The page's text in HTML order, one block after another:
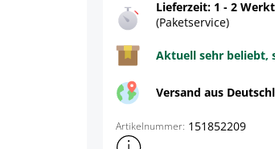
Lieferzeit: 1 - 2
(Paketservice)
Aktuell sehr beliebt,
Versand aus
Artikelnummer: 151852209
Weitere